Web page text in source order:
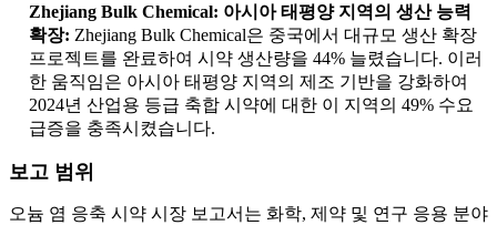
Zhejiang Bulk Chemical: 아시아 태평양 지역의 생산 능력
확장: Zhejiang Bulk Chemical은 중국에서 대규모 생산 확장
프로젝트를 완료하여 시약 생산량을 44% 늘렸습니다. 이러
한 움직임은 아시아 태평양 지역의 제조 기반을 강화하여
2024년 산업용 등급 축합 시약에 대한 이 지역의 49% 수요
급증을 충족시켰습니다.
보고 범위
오늄 염 응축 시약 시장 보고서는 화학, 제약 및 연구 응용 분야